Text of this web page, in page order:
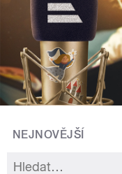
NEJNOVĚJŠÍ